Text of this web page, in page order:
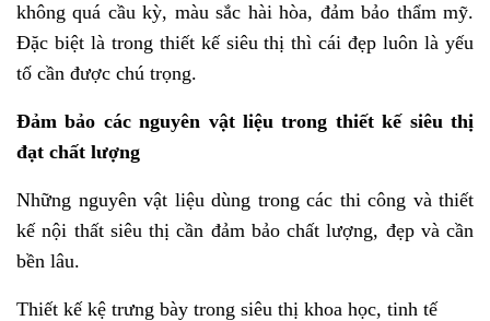
không quá cầu kỳ, màu sắc hài hòa, đảm bảo thẩm mỹ.
Đặc biệt là trong thiết kế siêu thị thì cái đẹp luôn là yếu
tố cần được chú trọng.
Đảm bảo các nguyên vật liệu trong thiết kế siêu thị
đạt chất lượng
Những nguyên vật liệu dùng trong các thi công và thiết
kế nội thất siêu thị cần đảm bảo chất lượng, đẹp và cần
bền lâu.
Thiết kế kệ trưng bày trong siêu thị khoa học, tinh tế